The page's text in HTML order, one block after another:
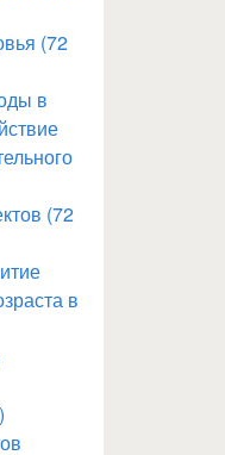
(72
в
(72
в